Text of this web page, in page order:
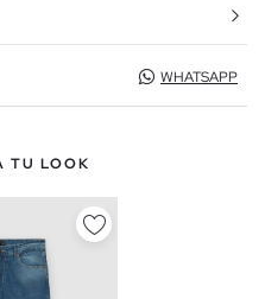
WHATSAPP
TU LOOK